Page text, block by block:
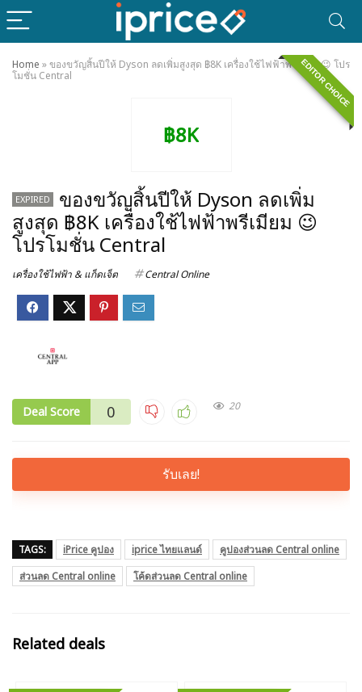
Home »ของขวัญสิ้นปีให้ Dyson ลดเพิ่มสูงสุด ฿8K เครื่องใช้ไฟฟ้าพรีเมียม 😉 โปร
โมชั่น Central
EDITOR CHOICE
฿8K
EXPIRED
ของขวัญสิ้นปีให้ Dyson ลดเพิ่ม
สูงสุด ฿8K เครื่องใช้ไฟฟ้าพรีเมียม 😉
โปรโมชั่น Central
เครื่องใช้ไฟฟ้า & แก็ดเจ็ต Central Online
Deal Score 0 20
รับเลย!
TAGS: iPrice คูปอง iprice ไทยแลนด์
คูปองส่วนลด Central online
ส่วนลด Central online
โค้ดส่วนลด Central online
Related deals